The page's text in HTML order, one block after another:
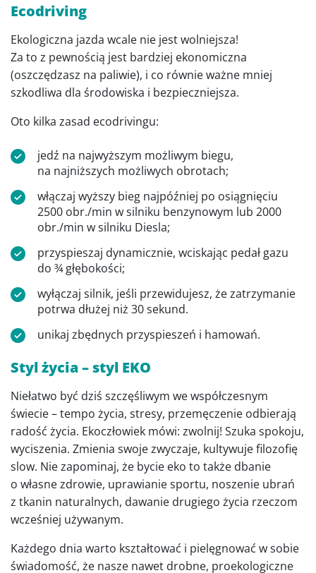
Ecodriving
Ekologiczna jazda wcale nie jest wolniejsza!
Za to z pewnością jest bardziej ekonomiczna
(oszczędzasz na paliwie), i co równie ważne mniej
szkodliwa dla środowiska i bezpieczniejsza.
Oto kilka zasad ecodrivingu:
jedź na najwyższym możliwym biegu,
na najniższych możliwych obrotach;
włączaj wyższy bieg najpóźniej po osiągnięciu
2500 obr./min w silniku benzynowym lub 2000
obr./min w silniku Diesla;
przyspieszaj dynamicznie, wciskając pedał gazu
do ¾ głębokości;
wyłączaj silnik, jeśli przewidujesz, że zatrzymanie
potrwa dłużej niż 30 sekund.
unikaj zbędnych przyspieszeń i hamowań.
Styl życia – styl EKO
Niełatwo być dziś szczęśliwym we współczesnym
świecie – tempo życia, stresy, przemęczenie odbierają
radość życia. Ekoczłowiek mówi: zwolnij! Szuka spokoju,
wyciszenia. Zmienia swoje zwyczaje, kultywuje filozofię
slow. Nie zapominaj, że bycie eko to także dbanie
o własne zdrowie, uprawianie sportu, noszenie ubrań
z tkanin naturalnych, dawanie drugiego życia rzeczom
wcześniej używanym.
Każdego dnia warto kształtować i pielęgnować w sobie
świadomość, że nasze nawet drobne, proekologiczne